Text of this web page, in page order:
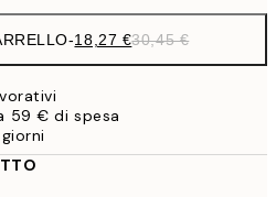
-18,27 €30,45 €
59 € di spesa